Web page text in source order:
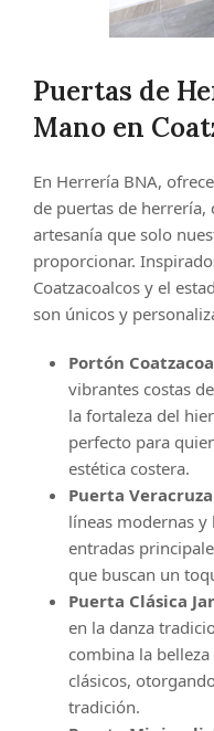
Puertas de
Mano en
En Herrería BNA,
de puertas de herrería,
artesanía que solo
proporcionar.
Coatzacoalcos y el
son únicos y
Portón
vibrantes costas
la fortaleza del
perfecto para
estética costera.
Puerta
líneas modernas
entradas
que buscan un
Puerta Clásica
en la danza
combina la
clásicos,
tradición.